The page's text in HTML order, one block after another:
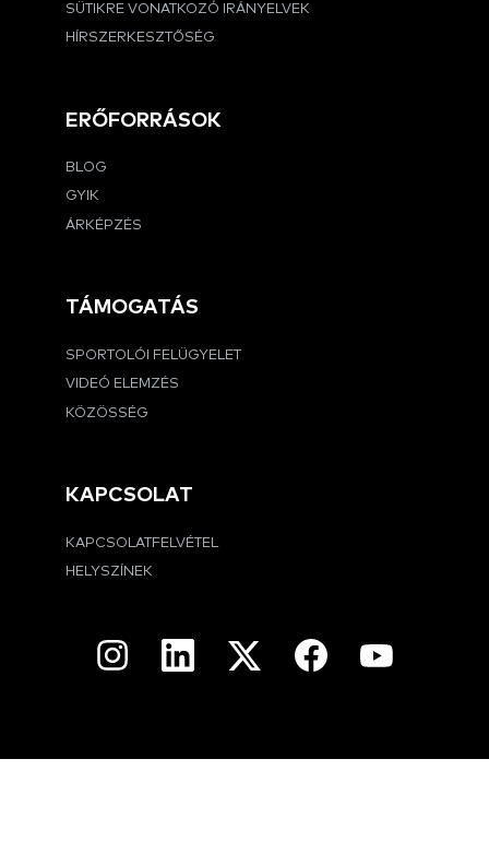
SÜTIKRE VONATKOZÓ IRÁNYELVEK
HÍRSZERKESZTŐSÉG
ERŐFORRÁSOK
BLOG
GYIK
ÁRKÉPZÉS
TÁMOGATÁS
SPORTOLÓI FELÜGYELET
VIDEÓ ELEMZÉS
KÖZÖSSÉG
KAPCSOLAT
KAPCSOLATFELVÉTEL
HELYSZÍNEK